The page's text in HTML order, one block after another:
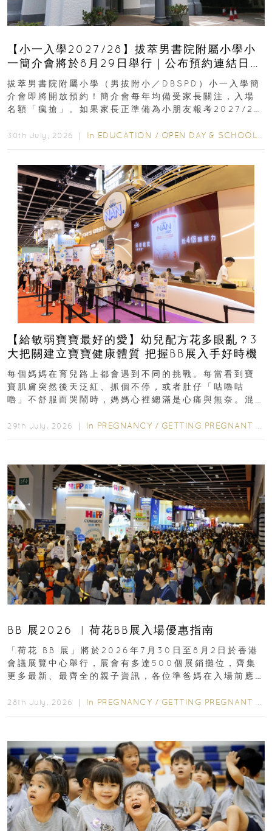
【小一入學2027/28】拔萃男書院附屬小學小
一簡介會將於8月29日舉行｜公布預約連結日期
｜更設有網上重溫
拔萃男書院附屬小學（男拔附小／DBSPD）小一入學簡
介會即將開放預約！簡介會每年均備受家長關注，入場
名額「瘋搶」。如果家長正準備為小朋友報考2027/28
30th July, 2026 ｜ In EDUCATION / OPEN DAY & SCHOOL EVENTS
【給敏弱寶寶最好的愛】幼兒配方花多眼亂？3
大把關建立寶寶健康體質 把握BB展入手好時機
每個媽媽在育兒路上都會遇到不同的挑戰。每當看到寶
寶肌膚突然後天泛紅、抓個不停，或者肚仔「咕嚕咕
嚕」不舒服而哭鬧時，媽媽心裡總滿是心痛與無奈。混
29th July, 2026 ｜ In PREGNANCY / GETTING PREGNANT
BB 展2026 ︳荷花BB展入場優惠指南
「荷花 BB 展」將於2026年7月30日至8月2日於香港
會議展覽中心舉行，展會有多達500個展銷攤位，齊集
更多最新、最齊全的親子資訊，各位準爸媽在入場前應
28th July, 2026 ｜ In PREGNANCY / GETTING PREGNANT